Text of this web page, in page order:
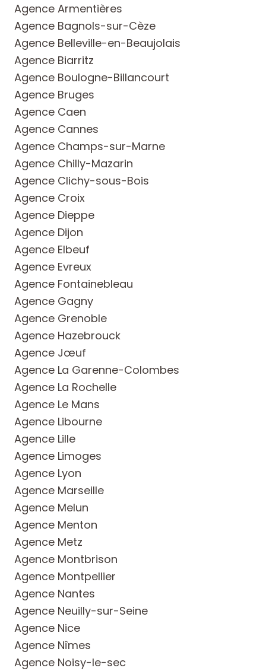
Agence Armentières
Agence Bagnols-sur-Cèze
Agence Belleville-en-Beaujolais
Agence Biarritz
Agence Boulogne-Billancourt
Agence Bruges
Agence Caen
Agence Cannes
Agence Champs-sur-Marne
Agence Chilly-Mazarin
Agence Clichy-sous-Bois
Agence Croix
Agence Dieppe
Agence Dijon
Agence Elbeuf
Agence Evreux
Agence Fontainebleau
Agence Gagny
Agence Grenoble
Agence Hazebrouck
Agence Jœuf
Agence La Garenne-Colombes
Agence La Rochelle
Agence Le Mans
Agence Libourne
Agence Lille
Agence Limoges
Agence Lyon
Agence Marseille
Agence Melun
Agence Menton
Agence Metz
Agence Montbrison
Agence Montpellier
Agence Nantes
Agence Neuilly-sur-Seine
Agence Nice
Agence Nîmes
Agence Noisy-le-sec